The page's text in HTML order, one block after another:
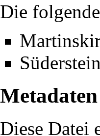
Die
Metadaten
Diese Datei